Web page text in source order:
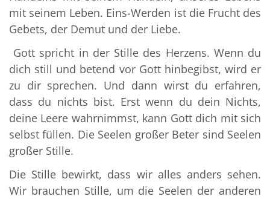
mit seinem Leben. Eins-Werden ist die Frucht des
Gebets, der Demut und der Liebe.
Gott spricht in der Stille des Herzens. Wenn du
dich still und betend vor Gott hinbegibst, wird er
zu dir sprechen. Und dann wirst du erfahren,
dass du nichts bist. Erst wenn du dein Nichts,
deine Leere wahrnimmst, kann Gott dich mit sich
selbst füllen. Die Seelen großer Beter sind Seelen
großer Stille.
Die Stille bewirkt, dass wir alles anders sehen.
Wir brauchen Stille, um die Seelen der anderen